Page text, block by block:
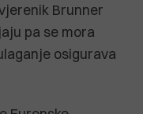
Brunner
pa se mora
osigurava